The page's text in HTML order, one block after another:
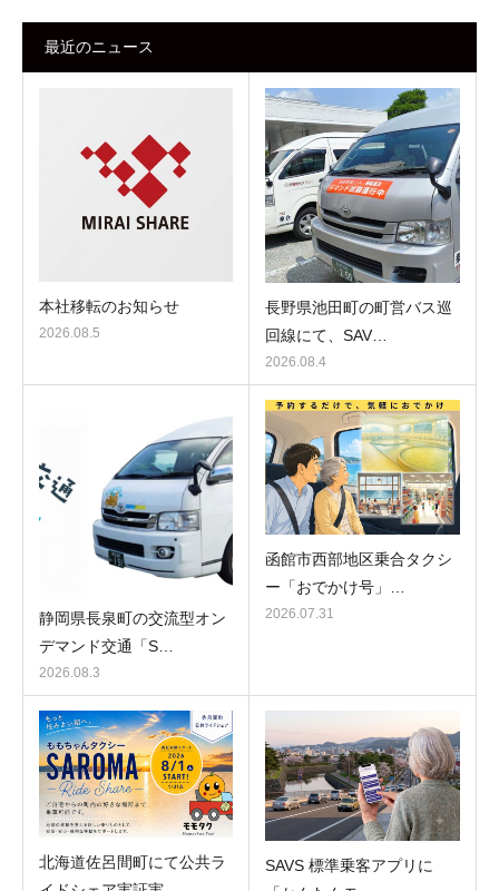
最近のニュース
本社移転のお知らせ
2026.08.5
長野県池田町の町営バス巡
回線にて、SAV…
2026.08.4
静岡県長泉町の交流型オン
デマンド交通「S…
2026.08.3
函館市西部地区乗合タクシ
ー「おでかけ号」…
2026.07.31
北海道佐呂間町にて公共ラ
SAVS 標準乗客アプリに